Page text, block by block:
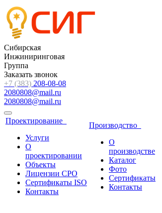
Сибирская
Инжиниринговая
Группа
Заказать звонок
+7 (383) 208-08-08
2080808@mail.ru
2080808@mail.ru
Проектирование
Услуги
О
проектировании
Объекты
Лицензии СРО
Сертификаты ISO
Контакты
Производство
О
производстве
Каталог
Фото
Сертификаты
Контакты